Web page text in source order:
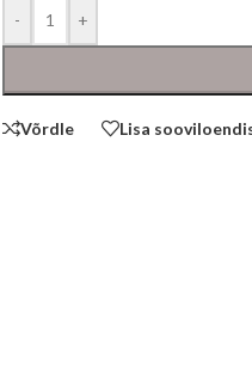
- +
Võrdle Lisa